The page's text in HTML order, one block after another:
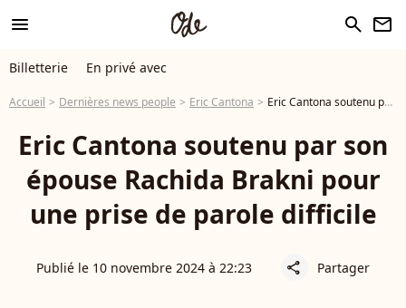
menu search newsletter
Billetterie En privé avec
Accueil Dernières news people Eric Cantona Eric Cantona soutenu par son épouse Rachida Brakni pour une prise de parole difficile
Eric Cantona soutenu par son
épouse Rachida Brakni pour
une prise de parole difficile
Publié le 10 novembre 2024 à 22:23 share Partager